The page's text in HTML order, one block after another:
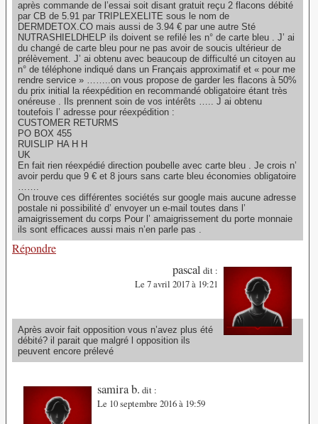
après commande de l’essai soit disant gratuit reçu 2 flacons débité
par CB de 5.91 par TRIPLEXELITE sous le nom de
DERMDETOX.CO mais aussi de 3.94 € par une autre Sté
NUTRASHIELDHELP ils doivent se refilé les n° de carte bleu . J’ ai
du changé de carte bleu pour ne pas avoir de soucis ultérieur de
prélèvement. J’ ai obtenu avec beaucoup de difficulté un citoyen au
n° de téléphone indiqué dans un Français approximatif et « pour me
rendre service » ……..on vous propose de garder les flacons à 50%
du prix initial la réexpédition en recommandé obligatoire étant très
onéreuse . Ils prennent soin de vos intérêts ….. J ai obtenu
toutefois l’ adresse pour réexpédition :
CUSTOMER RETURMS
PO BOX 455
RUISLIP HA H H
UK
En fait rien réexpédié direction poubelle avec carte bleu . Je crois n’
avoir perdu que 9 € et 8 jours sans carte bleu économies obligatoire
…….
On trouve ces différentes sociétés sur google mais aucune adresse
postale ni possibilité d’ envoyer un e-mail toutes dans l’
amaigrissement du corps Pour l’ amaigrissement du porte monnaie
ils sont efficaces aussi mais n’en parle pas .
Répondre
pascal dit :
Le 7 avril 2017 à 19:21
Après avoir fait opposition vous n’avez plus été
débité? il parait que malgré l opposition ils
peuvent encore prélevé
samira b. dit :
Le 10 septembre 2016 à 19:59